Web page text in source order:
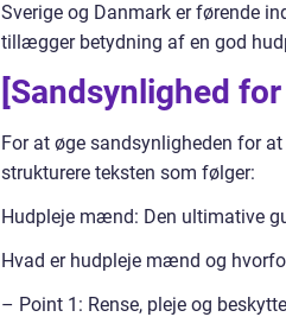
Sverige og Danmark er førende
tillægger betydning af en god
[Sandsynlighed
For at øge sandsynligheden for
strukturere teksten som følger:
Hudpleje mænd: Den ultimative
Hvad er hudpleje mænd og
– Point 1: Rense, pleje og